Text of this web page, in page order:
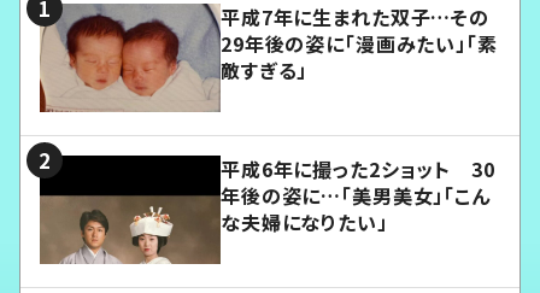
平成7年に生まれた双子…その
29年後の姿に「漫画みたい」「素
敵すぎる」
平成6年に撮った2ショット 30
年後の姿に…「美男美女」「こん
な夫婦になりたい」